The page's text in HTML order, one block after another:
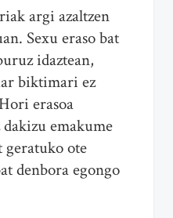
argi azaltzen
Sexu eraso bat
idaztean,
biktimari ez
erasoa
emakume
ote
denbora egongo